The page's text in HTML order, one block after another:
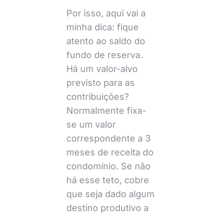
Por isso, aqui vai a
minha dica: fique
atento ao saldo do
fundo de reserva.
Há um valor-alvo
previsto para as
contribuições?
Normalmente fixa-
se um valor
correspondente a 3
meses de receita do
condomínio. Se não
há esse teto, cobre
que seja dado algum
destino produtivo a